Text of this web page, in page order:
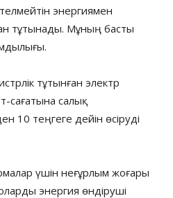
энергиямен
тұтынады. Мұның басты
тұтынған электр
сағатына салық
10 теңгеге дейін өсіруді
үшін неғұрлым жоғары
энергия өндіруші